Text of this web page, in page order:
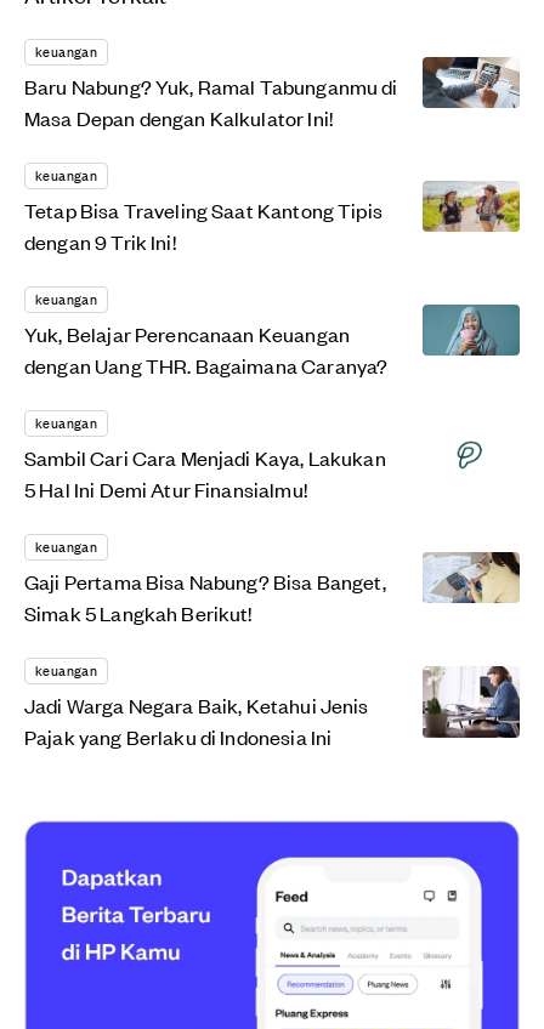
keuangan
Baru Nabung? Yuk, Ramal Tabunganmu di
Masa Depan dengan Kalkulator Ini!
keuangan
Tetap Bisa Traveling Saat Kantong Tipis
dengan 9 Trik Ini!
keuangan
Yuk, Belajar Perencanaan Keuangan
dengan Uang THR. Bagaimana Caranya?
keuangan
Sambil Cari Cara Menjadi Kaya, Lakukan
5 Hal Ini Demi Atur Finansialmu!
keuangan
Gaji Pertama Bisa Nabung? Bisa Banget,
Simak 5 Langkah Berikut!
keuangan
Jadi Warga Negara Baik, Ketahui Jenis
Pajak yang Berlaku di Indonesia Ini